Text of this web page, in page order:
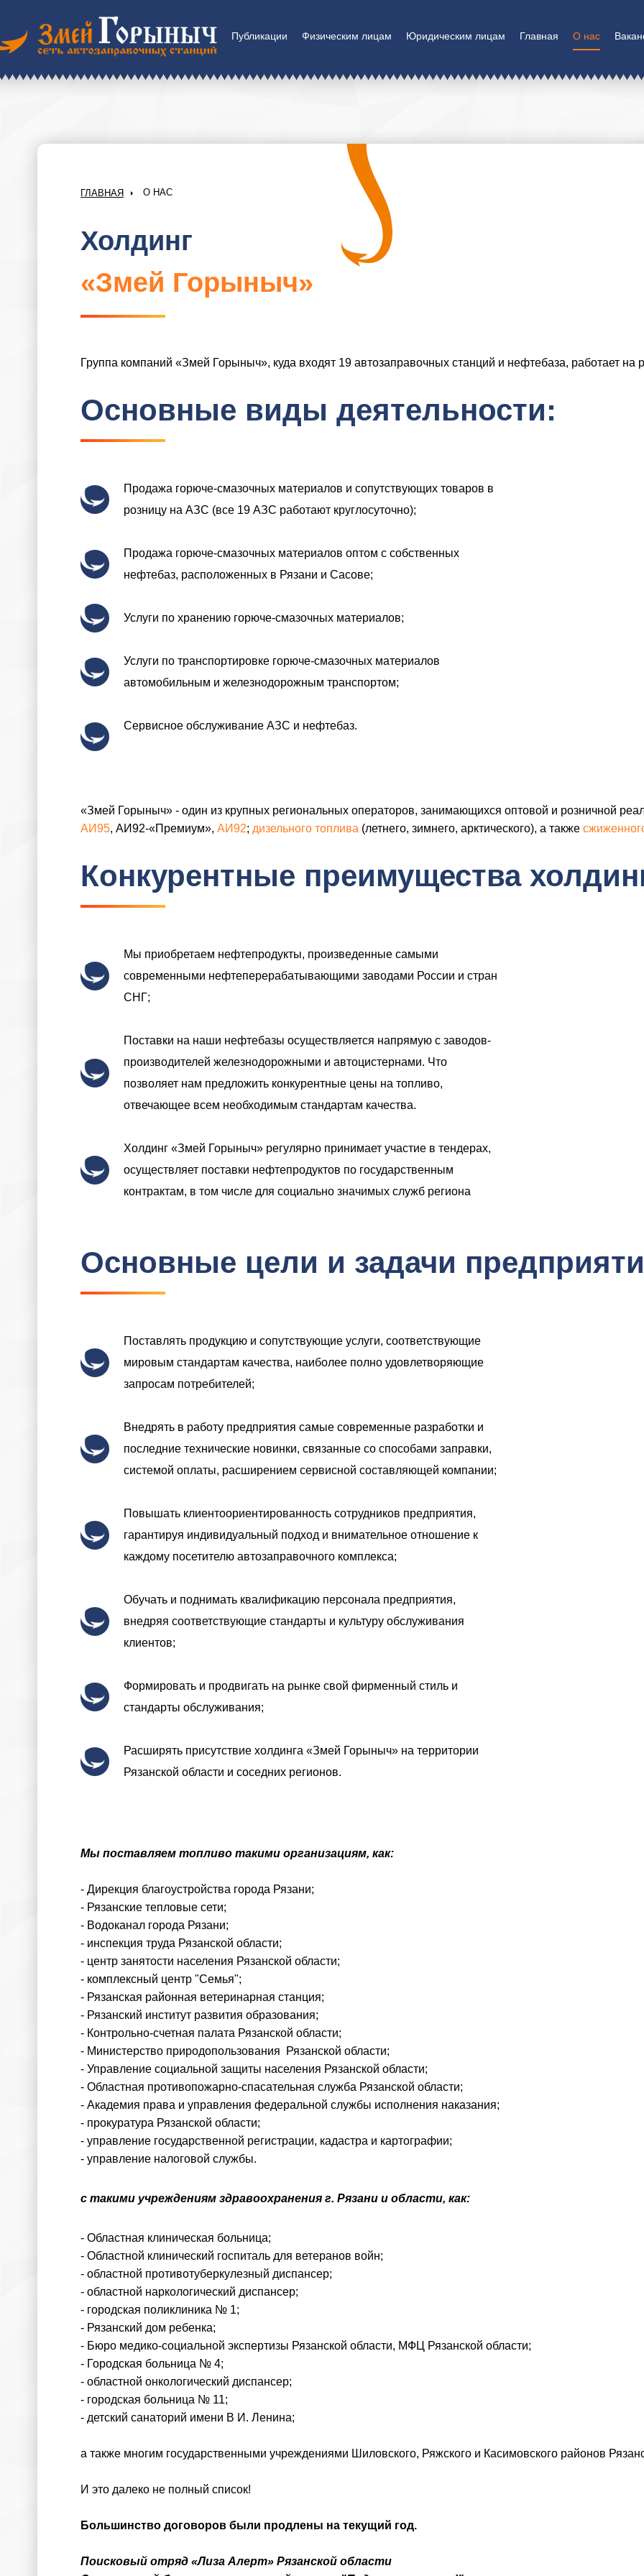
Публикации Физическим лицам Юридическим лицам Главная О нас
ГЛАВНАЯ О НАС
Холдинг
«Змей Горыныч»
Группа компаний «Змей Горыныч», куда входят 19 автозаправочных станций и нефтебаза, работает на
Основные виды деятельности:
Продажа горюче-смазочных материалов и сопутствующих товаров в
розницу на АЗС (все 19 АЗС работают круглосуточно);
Продажа горюче-смазочных материалов оптом с собственных
нефтебаз, расположенных в Рязани и Сасове;
Услуги по хранению горюче-смазочных материалов;
Услуги по транспортировке горюче-смазочных материалов
автомобильным и железнодорожным транспортом;
Сервисное обслуживание АЗС и нефтебаз.
«Змей Горыныч» - один из крупных региональных операторов, занимающихся оптовой и розничной
АИ95, АИ92-«Премиум», АИ92; дизельного топлива (летнего, зимнего, арктического), а также
Конкурентные преимущества
Мы приобретаем нефтепродукты, произведенные самыми
современными нефтеперерабатывающими заводами России и стран
СНГ;
Поставки на наши нефтебазы осуществляется напрямую с заводов-
производителей железнодорожными и автоцистернами. Что
позволяет нам предложить конкурентные цены на топливо,
отвечающее всем необходимым стандартам качества.
Холдинг «Змей Горыныч» регулярно принимает участие в тендерах,
осуществляет поставки нефтепродуктов по государственным
контрактам, в том числе для социально значимых служб региона
Основные цели и задачи
Поставлять продукцию и сопутствующие услуги, соответствующие
мировым стандартам качества, наиболее полно удовлетворяющие
запросам потребителей;
Внедрять в работу предприятия самые современные разработки и
последние технические новинки, связанные со способами заправки,
системой оплаты, расширением сервисной составляющей компании;
Повышать клиентоориентированность сотрудников предприятия,
гарантируя индивидуальный подход и внимательное отношение к
каждому посетителю автозаправочного комплекса;
Обучать и поднимать квалификацию персонала предприятия,
внедряя соответствующие стандарты и культуру обслуживания
клиентов;
Формировать и продвигать на рынке свой фирменный стиль и
стандарты обслуживания;
Расширять присутствие холдинга «Змей Горыныч» на территории
Рязанской области и соседних регионов.
Мы поставляем топливо такими организациям, как:
- Дирекция благоустройства города Рязани;
- Рязанские тепловые сети;
- Водоканал города Рязани;
- инспекция труда Рязанской области;
- центр занятости населения Рязанской области;
- комплексный центр "Семья";
- Рязанская районная ветеринарная станция;
- Рязанский институт развития образования;
- Контрольно-счетная палата Рязанской области;
- Министерство природопользования Рязанской области;
- Управление социальной защиты населения Рязанской области;
- Областная противопожарно-спасательная служба Рязанской области;
- Академия права и управления федеральной службы исполнения наказания;
- прокуратура Рязанской области;
- управление государственной регистрации, кадастра и картографии;
- управление налоговой службы.
с такими учреждениям здравоохранения г. Рязани и области, как:
- Областная клиническая больница;
- Областной клинический госпиталь для ветеранов войн;
- областной противотуберкулезный диспансер;
- областной наркологический диспансер;
- городская поликлиника № 1;
- Рязанский дом ребенка;
- Бюро медико-социальной экспертизы Рязанской области, МФЦ Рязанской области;
- Городская больница № 4;
- областной онкологический диспансер;
- городская больница № 11;
- детский санаторий имени В И. Ленина;
а также многим государственными учреждениями Шиловского, Ряжского и Касимовского районов
И это далеко не полный список!
Большинство договоров были продлены на текущий год.
Поисковый отряд «Лиза Алерт» Рязанской области